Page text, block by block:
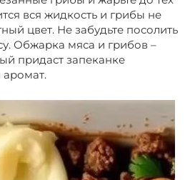
вся жидкость и грибы не
цвет. Не забудьте посолить
Обжарка мяса и грибов –
придаст запеканке